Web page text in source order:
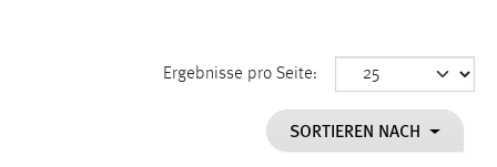
Ergebnisse pro Seite:
SORTIEREN NACH
Dieser Cookie speichert die ausgewählten Einverständnis-